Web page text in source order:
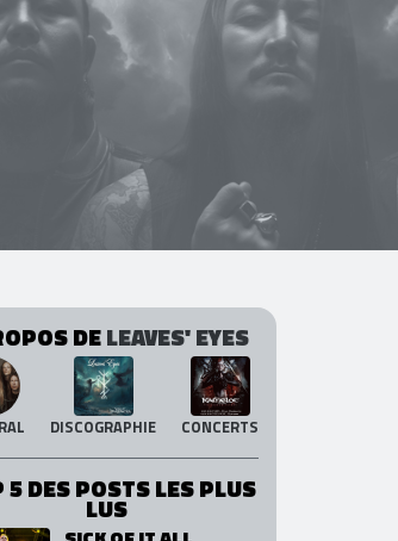
DELEAVES' EYES
DISCOGRAPHIE CONCERTS